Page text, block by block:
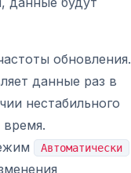
обновления.
данные раз в
нестабильного
Автоматически